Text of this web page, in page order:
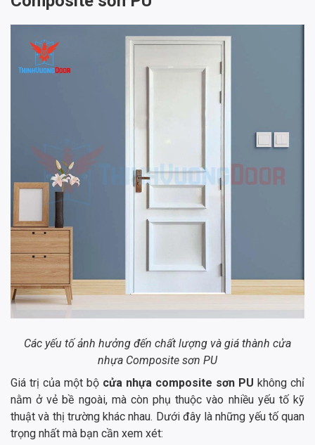
Các yếu tố ảnh hưởng đến chất lượng và giá thành cửa
nhựa Composite sơn PU
Giá trị của một bộ cửa nhựa composite sơn PU không chỉ
nằm ở vẻ bề ngoài, mà còn phụ thuộc vào nhiều yếu tố kỹ
thuật và thị trường khác nhau. Dưới đây là những yếu tố quan
trọng nhất mà bạn cần xem xét: